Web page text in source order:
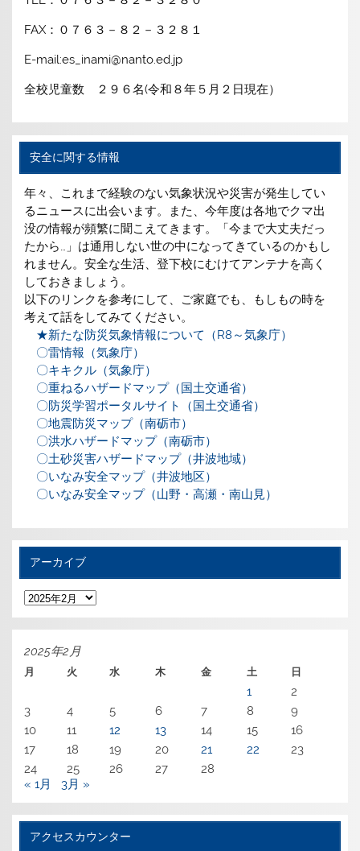
FAX：０７６３－８２－３２８１
E-mail:es_inami@nanto.ed.jp
全校児童数 ２９６名(令和８年５月２日現在）
安全に関する情報
年々、これまで経験のない気象状況や災害が発生してい
るニュースに出会います。また、今年度は各地でクマ出
没の情報が頻繁に聞こえてきます。「今まで大丈夫だっ
たから…」は通用しない世の中になってきているのかもし
れません。安全な生活、登下校にむけてアンテナを高く
しておきましょう。
以下のリンクを参考にして、ご家庭でも、もしもの時を
考えて話をしてみてください。
★新たな防災気象情報について（R8～気象庁）
〇雷情報（気象庁）
〇キキクル（気象庁）
〇重ねるハザードマップ（国土交通省）
〇防災学習ポータルサイト（国土交通省）
〇地震防災マップ（南砺市）
〇洪水ハザードマップ（南砺市）
〇土砂災害ハザードマップ（井波地域）
〇いなみ安全マップ（井波地区）
〇いなみ安全マップ（山野・高瀬・南山見）
アーカイブ
ア
ー
カ
イ
2025年2月
月 火 水 木 金 土 日
1
2
3
4 5 6 7 8
9
10
11 12 13 14 15
16
17
18 19 20 21 22
23
24
25 26 27
28
« 1月
3月 »
アクセスカウンター